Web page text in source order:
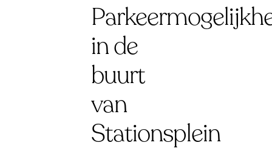
in de
buurt
van
Stationsplein